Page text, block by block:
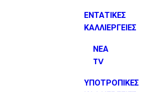
ΕΝΤΑΤΙΚΕΣ
ΚΑΛΛΙΕΡΓΕΙΕΣ
ΝΕΑ
TV
ΥΠΟΤΡΟΠΙΚΕΣ